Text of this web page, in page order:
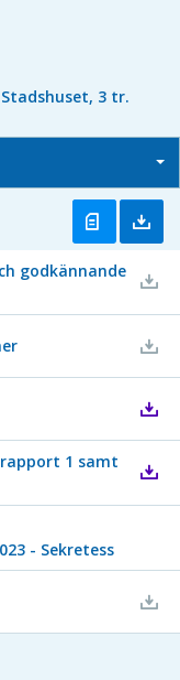
3 tr.
godkännande
1 samt
- Sekretess